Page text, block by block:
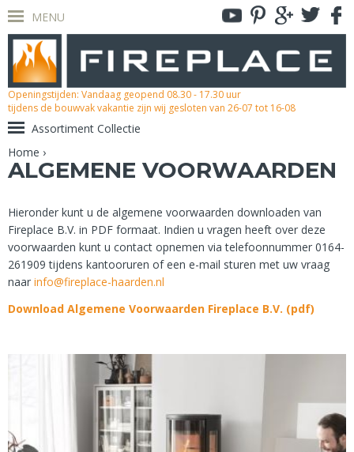
MENU
Openingstijden: Vandaag geopend 08.30 - 17.30 uur
tijdens de bouwvak vakantie zijn wij gesloten van 26-07 tot 16-08
Assortiment Collectie
Home ›
ALGEMENE VOORWAARDEN
Hieronder kunt u de algemene voorwaarden downloaden van
Fireplace B.V. in PDF formaat. Indien u vragen heeft over deze
voorwaarden kunt u contact opnemen via telefoonnummer 0164-
261909 tijdens kantooruren of een e-mail sturen met uw vraag
naar info@fireplace-haarden.nl
Download Algemene Voorwaarden Fireplace B.V. (pdf)